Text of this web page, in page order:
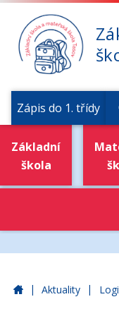
Zápis do 1. třídy
Základní
škola
Základní škola a
| Aktuality |